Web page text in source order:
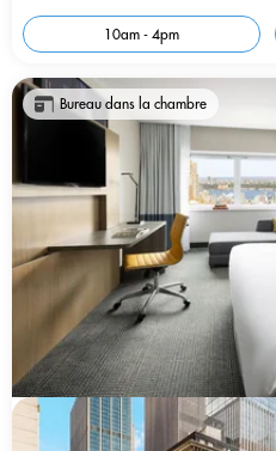
10am - 4pm
Bureau dans la chambre